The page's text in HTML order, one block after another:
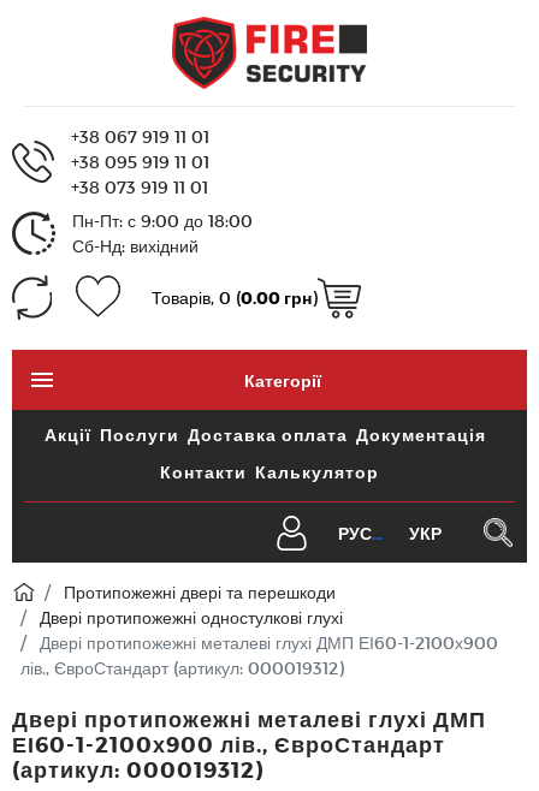
+38 067 919 11 01
+38 095 919 11 01
+38 073 919 11 01
Пн-Пт: с 9:00 до 18:00
Сб-Нд: вихідний
Товарів, 0 (0.00 грн)
Категорії
Акції Послуги Доставка оплата Документація
Контакти Калькулятор
РУС УКР
Протипожежні двері та перешкоди
Двері протипожежні одностулкові глухі
Двері протипожежні металеві глухі ДМП ЕІ60-1-2100х900
лів., ЄвроСтандарт (артикул: 000019312)
Двері протипожежні металеві глухі ДМП
ЕІ60-1-2100х900 лів., ЄвроСтандарт
(артикул: 000019312)